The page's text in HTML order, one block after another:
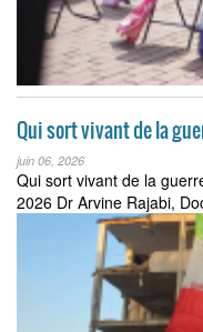
Qui sort vivant de la
juin 06, 2026
Qui sort vivant de la
2026 Dr Arvine Rajabi,